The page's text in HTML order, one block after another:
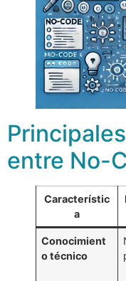
entre No-
Característic
a
Conocimient
o técnico